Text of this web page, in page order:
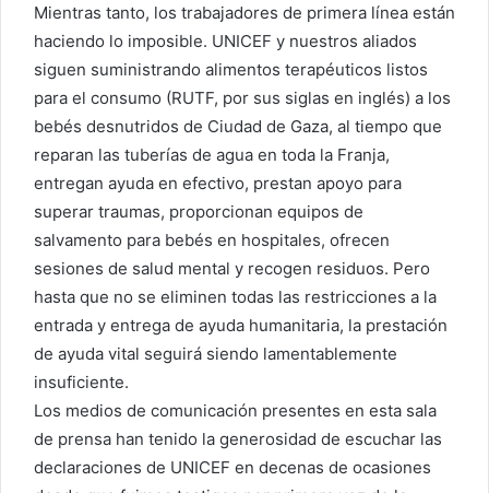
Mientras tanto, los trabajadores de primera línea están
haciendo lo imposible. UNICEF y nuestros aliados
siguen suministrando alimentos terapéuticos listos
para el consumo (RUTF, por sus siglas en inglés) a los
bebés desnutridos de Ciudad de Gaza, al tiempo que
reparan las tuberías de agua en toda la Franja,
entregan ayuda en efectivo, prestan apoyo para
superar traumas, proporcionan equipos de
salvamento para bebés en hospitales, ofrecen
sesiones de salud mental y recogen residuos. Pero
hasta que no se eliminen todas las restricciones a la
entrada y entrega de ayuda humanitaria, la prestación
de ayuda vital seguirá siendo lamentablemente
insuficiente.
Los medios de comunicación presentes en esta sala
de prensa han tenido la generosidad de escuchar las
declaraciones de UNICEF en decenas de ocasiones